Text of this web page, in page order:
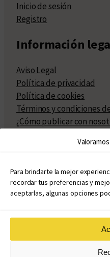
Para brindarte la mejor
recordar tus preferencias y
aceptarlas, algunas opciones
Inicio de sesión
Registro
Información
Aviso Legal
Política de privacidad
Política de cookies
Términos y condiciones
¿Cómo publicar con
Políticas de publicación
Políticas de coedición
Atribuciones